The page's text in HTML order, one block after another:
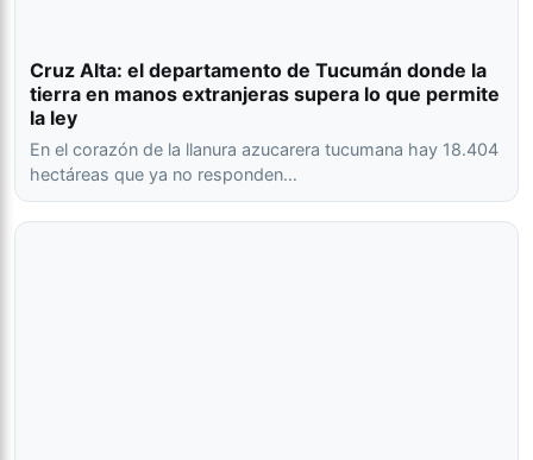
Cruz Alta: el departamento de Tucumán donde la
tierra en manos extranjeras supera lo que permite
la ley
En el corazón de la llanura azucarera tucumana hay 18.404
hectáreas que ya no responden…